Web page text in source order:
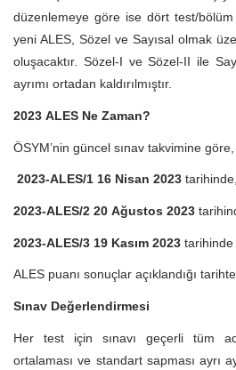
düzenlemeye göre ise dört test/bölüm
yeni ALES, Sözel ve Sayısal olmak
oluşacaktır. Sözel-I ve Sözel-II ile
ayrımı ortadan kaldırılmıştır.
2023 ALES Ne Zaman?
ÖSYM’nin güncel sınav takvimine göre,
2023-ALES/1 16 Nisan 2023 tarihinde,
2023-ALES/2 20 Ağustos 2023
2023-ALES/3 19 Kasım 2023 tarihinde
ALES puanı sonuçlar açıklandığı
Sınav Değerlendirmesi
Her test için sınavı geçerli tüm
ortalaması ve standart sapması ayrı